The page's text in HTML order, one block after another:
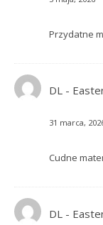
Przydatne
DL-
31 marca,
Cudne
DL-